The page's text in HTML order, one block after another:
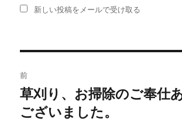
新しい投稿をメールで受け取る
稿
ナ
前
過
去
草刈り、お掃除のご奉仕
ございました。